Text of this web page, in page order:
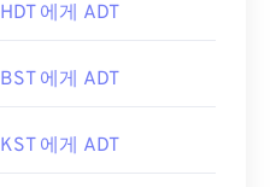
HDT 에게 ADT
BST 에게 ADT
KST 에게 ADT